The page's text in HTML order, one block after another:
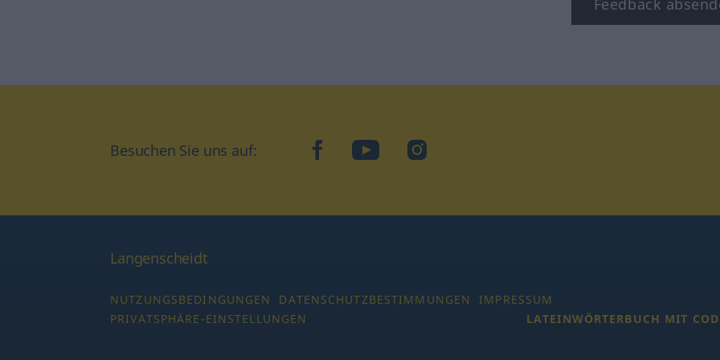
Besuchen Sie uns auf: facebookYouTubeInstagram
Langenscheidt
NUTZUNGSBEDINGUNGEN DATENSCHUTZBESTIMMUNGEN
IMPRESSUM
PRIVATSPHÄRE-EINSTELLUNGEN
LATEINWÖRTERBUCH MIT